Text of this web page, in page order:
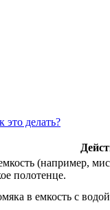
делать?
(например,
полотенце.
в емкость с